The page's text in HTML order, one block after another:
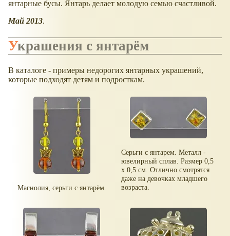
янтарные бусы. Янтарь делает молодую семью счастливой.
Май 2013.
Украшения с янтарём
В каталоге - примеры недорогих янтарных украшений,
которые подходят детям и подросткам.
Магнолия, серьги с янтарём.
Серьги с янтарем. Металл -
ювелирный сплав. Размер 0,5
х 0,5 см. Отлично смотрятся
даже на девочках младшего
возраста.